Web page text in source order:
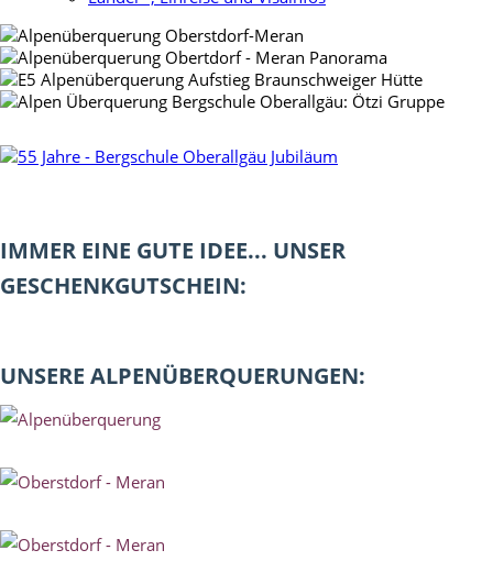
IMMER EINE GUTE IDEE... UNSER
GESCHENKGUTSCHEIN:
UNSERE ALPENÜBERQUERUNGEN: